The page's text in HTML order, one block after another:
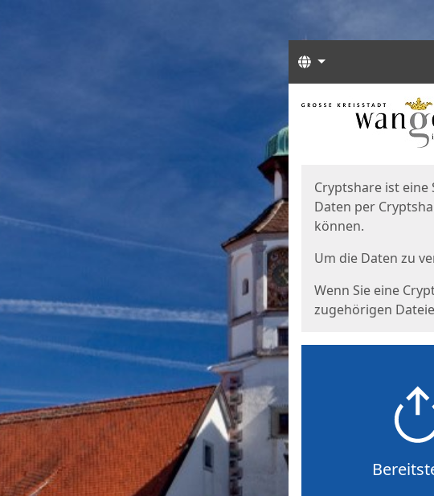
Sprachen
Start
Cryptshare ist
Daten per
können.
Um die Daten zu
Wenn Sie eine
zugehörigen